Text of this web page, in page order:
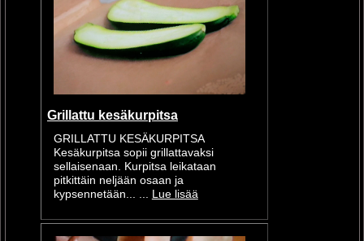
Grillattu kesäkurpitsa
GRILLATTU KESÄKURPITSA
Kesäkurpitsa sopii grillattavaksi
sellaisenaan. Kurpitsa leikataan
pitkittäin neljään osaan ja
kypsennetään... ... Lue lisää